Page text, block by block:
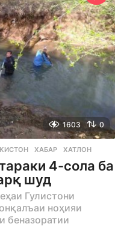
1603 0
,ХАБАР ,ХАТЛОН
4-сола ба
шуд
Гулистони
ноҳияи
беназоратии